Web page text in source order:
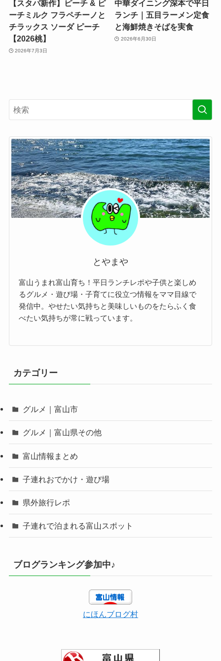
【スタバ新作】ピーチ & ピ
ーチミルク フラペチーノと
チラックス ソーダ ピーチ
【2026桃】
2026年7月3日
中華ダイニング深本で平日
ランチ｜五目ラーメン定食
と海鮮焼きそばを実食
2026年6月30日
とやまや
富山うまれ富山育ち！平日ランチレポや子供と楽しめ
るグルメ・遊び場・子育てに役立つ情報をママ目線で
発信中。やせたい気持ちと美味しいものをたらふく食
べたい気持ちが常に戦っています。
カテゴリー
グルメ｜富山市
グルメ｜富山県その他
富山情報まとめ
子連れおでかけ・遊び場
県外旅行レポ
子連れで泊まれる富山スポット
ブログランキング参加中♪
にほんブログ村